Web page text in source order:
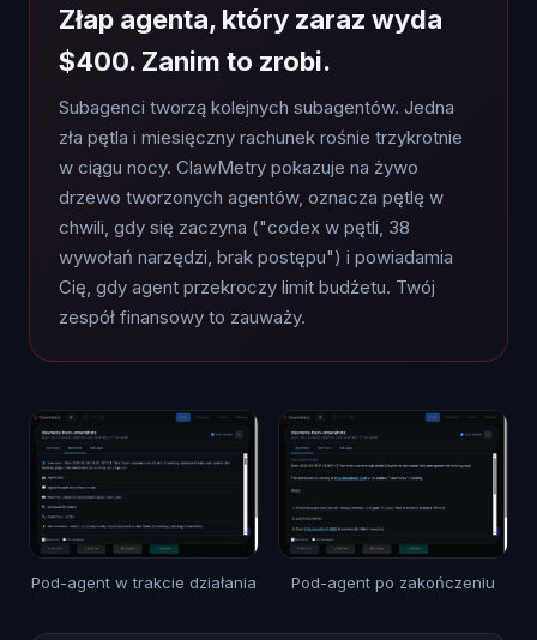
Złap agenta, który zaraz wyda
$400. Zanim to zrobi.
Subagenci tworzą kolejnych subagentów. Jedna
zła pętla i miesięczny rachunek rośnie trzykrotnie
w ciągu nocy. ClawMetry pokazuje na żywo
drzewo tworzonych agentów, oznacza pętlę w
chwili, gdy się zaczyna ("codex w pętli, 38
wywołań narzędzi, brak postępu") i powiadamia
Cię, gdy agent przekroczy limit budżetu. Twój
zespół finansowy to zauważy.
Pod-agent w trakcie działania Pod-agent po zakończeniu